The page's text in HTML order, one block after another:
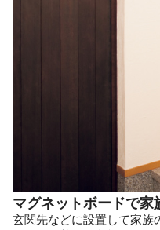
マグネットボードで家
玄関先などに設置して家族